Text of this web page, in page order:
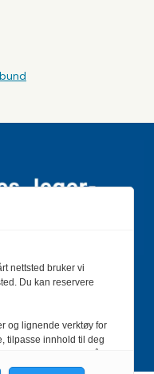
eldste magasin for
000 månedlige
og utgis av Norges
inn her
nettsted bruker vi
Du kan reservere
og lignende verktøy for
tilpasse innhold til deg